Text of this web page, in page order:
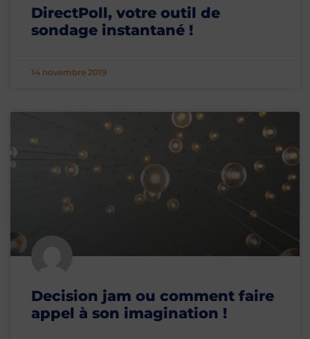
DirectPoll, votre outil de
sondage instantané !
14 novembre 2019
Decision jam ou comment faire
appel à son imagination !